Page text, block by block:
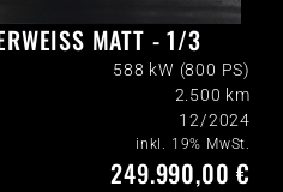
MATT - 1/3
588 kW (800 PS)
2.500 km
12/2024
inkl. 19% MwSt.
249.990,00 €